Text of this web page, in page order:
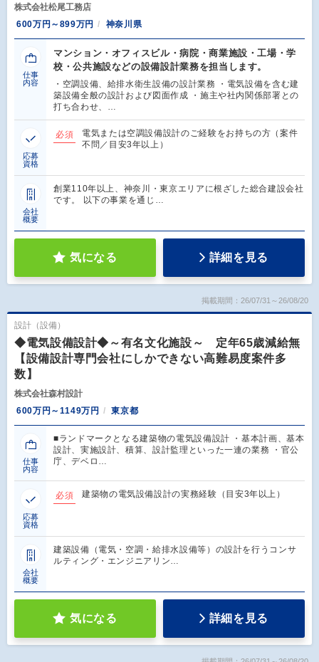
株式会社松尾工務店
600万円～899万円
神奈川県
仕事
内容
マンション・オフィスビル・病院・商業施設・工場・学
校・公共施設などの設備設計業務を担当します。
・空調設備、給排水衛生設備の設計業務 ・電気設備を含む建
築設備全般の設計および図面作成 ・施主や社内関係部署との
打ち合わせ、…
応募
資格
必須
電気または空調設備設計のご経験をお持ちの方（案件
不問／目安3年以上）
会社
概要
創業110年以上、神奈川・東京エリアに根ざした総合建設会社
です。 以下の事業を通じ…
気になる 詳細を見る
掲載期間：26/07/31～26/08/20
設計（設備）
◆電気設備設計◆～有名文化施設～ 定年65歳減給無
【設備設計専門会社にしかできない高難易度案件多
数】
株式会社森村設計
600万円～1149万円
東京都
仕事
内容
■ランドマークとなる建築物の電気設備設計 ・基本計画、基本
設計、実施設計、積算、設計監理といった一連の業務 ・官公
庁、デベロ…
応募
資格
必須 建築物の電気設備設計の実務経験（目安3年以上）
会社
概要
建築設備（電気・空調・給排水設備等）の設計を行うコンサ
ルティング・エンジニアリン…
気になる 詳細を見る